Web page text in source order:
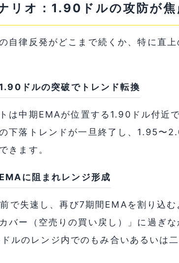
リオ：1.90ドルの攻防が焦
自律反発がどこまで続くか、特に直
ドルの突破でトレンド転換
は中期EMAが位置する1.90ドル付近
下落トレンドが一旦終了し、1.95〜
きます。
に阻まれレンジ形成
で失速し、再び7期間EMAを割り込
バー（空売りの買い戻し）」に過ぎ
ルのレンジ内でのもみ合いあるいは